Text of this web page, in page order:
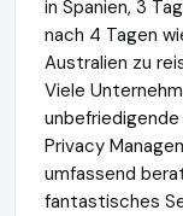
in Spanien, 3
nach 4 Tagen
Australien zu
Viele
Privacy
umfassend
fantastisches